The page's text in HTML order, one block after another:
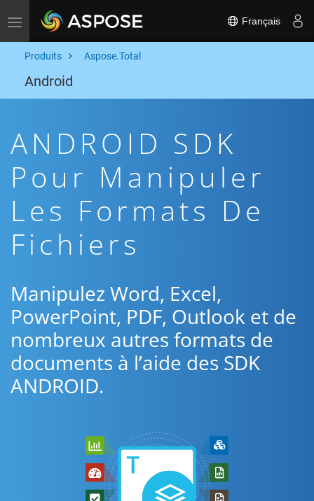
Toggle navigation Français
Produits Aspose.Total
Android
ANDROID SDK
Pour Manipuler
Les Formats De
Fichiers
Manipulez Word, Excel,
PowerPoint, PDF, Outlook et de
nombreux autres formats de
documents à l’aide des SDK
ANDROID.